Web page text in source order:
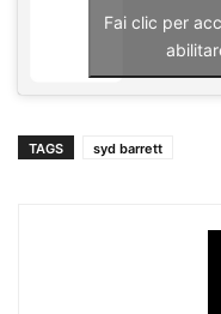
Fai clic per
TAGS syd barrett